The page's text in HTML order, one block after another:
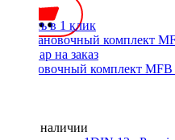
Купить в 1 клик
Установочный комплект
Нет в наличии